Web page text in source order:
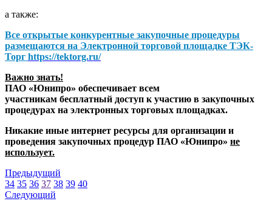
а также:
Все открытые конкурентные закупочные процедуры
размещаются на Электронной торговой площадке ТЭК-
Торг https://tektorg.ru/
Важно знать!
ПАО «Юнипро» обеспечивает всем
участникам бесплатный доступ к участию в закупочных
процедурах на электронных торговых площадках.
Никакие иные интернет ресурсы для организации и
проведения закупочных процедур ПАО «Юнипро» не
использует.
Предыдущий
34 35 36 37 38 39 40
Следующий